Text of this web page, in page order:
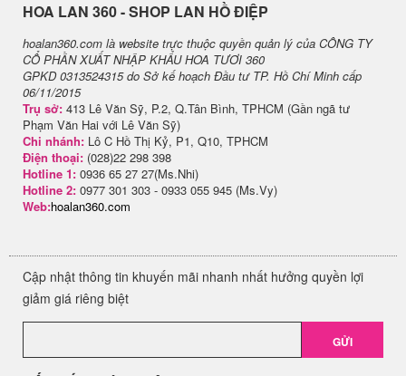
H​OA LAN 360 - SHOP LAN HỒ ĐIỆP
hoalan360.com là website trực thuộc quyền quản lý của CÔNG TY
CỔ PHẦN XUẤT NHẬP KHẨU HOA TƯƠI 360
GPKD 0313524315 do Sở kế hoạch Đầu tư TP. Hồ Chí Minh cấp
06/11/2015
Trụ sở: 413 Lê Văn Sỹ, P.2, Q.Tân Bình, TPHCM (Gần ngã tư
Phạm Văn Hai với Lê Văn Sỹ)
Chi nhánh: Lô C Hồ Thị Kỷ, P1, Q10, TPHCM
Điện thoại: (028)22 298 398
Hotline 1: 0936 65 27 27(Ms.Nhi)
Hotline 2: 0977 301 303 - 0933 055 945 (Ms.Vy)
Web:hoalan360.com
Cập nhật thông tin khuyến mãi nhanh nhất hưởng quyền lợi
giảm giá riêng biệt
GỬI